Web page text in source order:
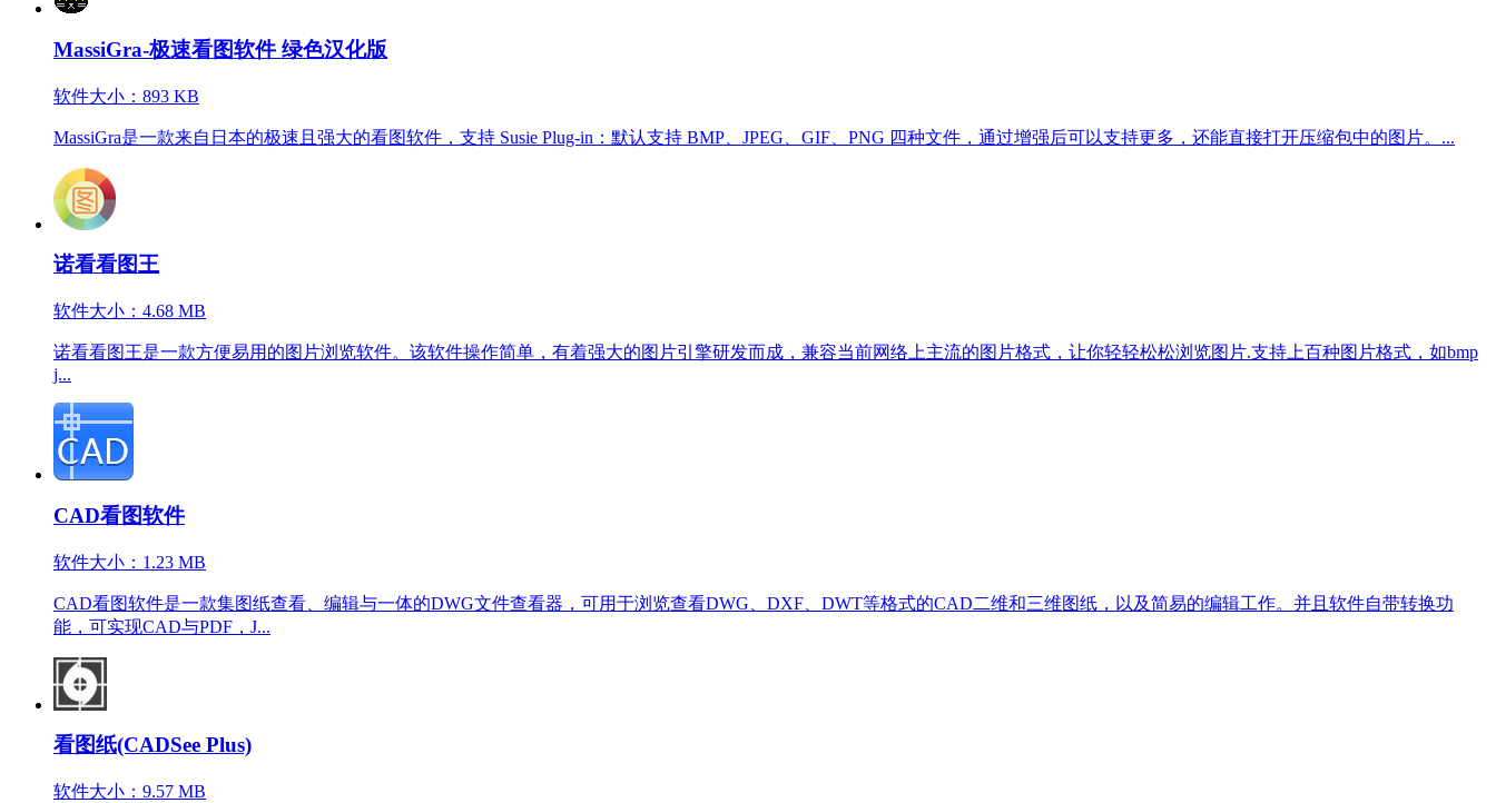
MassiGra-极速看图软件 绿色汉化版
软件大小：893 KB
MassiGra是一款来自日本的极速且强大的看图软件，支持 Susie Plug-in：默认支持 BMP、JPEG、GIF、PNG 四种文件，通过增强后可以支持更多，还能直接打开压缩包中的图片。...
诺看看图王
软件大小：4.68 MB
诺看看图王是一款方便易用的图片浏览软件。该软件操作简单，有着强大的图片引擎研发而成，兼容当前网络上主流的图片格式，让你轻轻松松浏览图片.支持上百种图片格式，如bmp
j...
CAD看图软件
软件大小：1.23 MB
CAD看图软件是一款集图纸查看、编辑与一体的DWG文件查看器，可用于浏览查看DWG、DXF、DWT等格式的CAD二维和三维图纸，以及简易的编辑工作。并且软件自带转换功
能，可实现CAD与PDF，J...
看图纸(CADSee Plus)
软件大小：9.57 MB